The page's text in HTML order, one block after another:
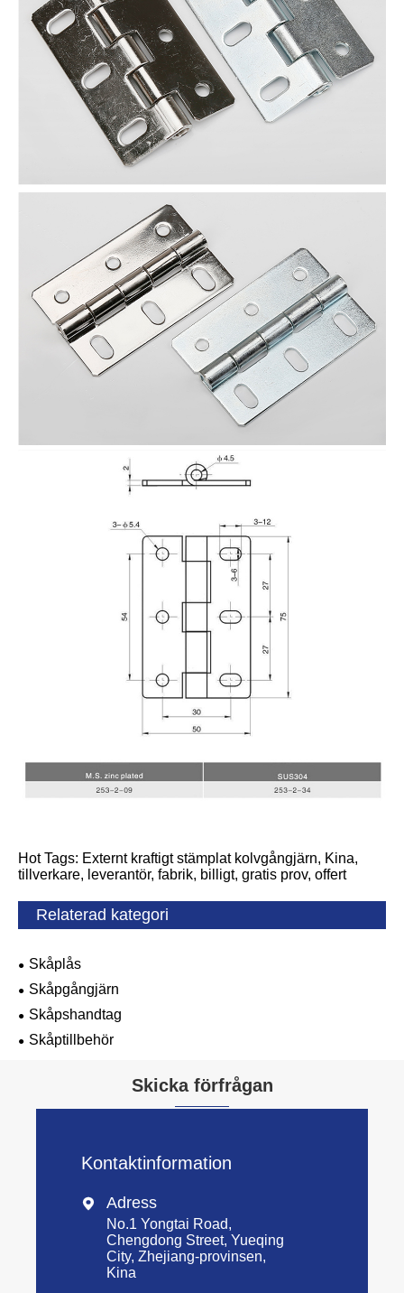
Hot Tags: Externt kraftigt stämplat kolvgångjärn, Kina,
tillverkare, leverantör, fabrik, billigt, gratis prov, offert
Relaterad kategori
Skåplås
Skåpgångjärn
Skåpshandtag
Skåptillbehör
Skicka förfrågan
Kontaktinformation
 Adress
No.1 Yongtai Road,
Chengdong Street, Yueqing
City, Zhejiang-provinsen,
Kina